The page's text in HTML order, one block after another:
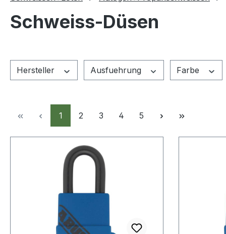
Schweiss-Düsen
Hersteller Ausfuehrung Farbe
Seite
1 Seite
2 Seite
3 Seite
4 Seite
5